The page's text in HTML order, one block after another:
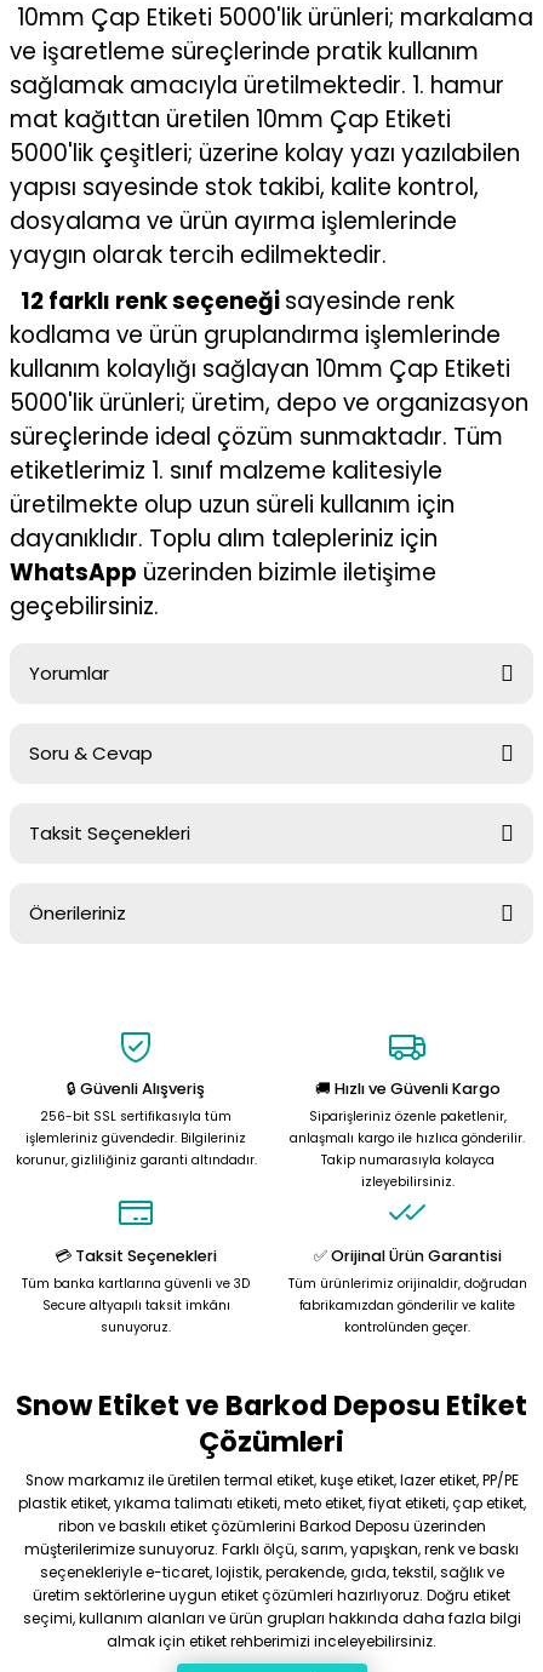
10mm Çap Etiketi 5000'lik ürünleri; markalama
ve işaretleme süreçlerinde pratik kullanım
sağlamak amacıyla üretilmektedir. 1. hamur
mat kağıttan üretilen 10mm Çap Etiketi
5000'lik çeşitleri; üzerine kolay yazı yazılabilen
yapısı sayesinde stok takibi, kalite kontrol,
dosyalama ve ürün ayırma işlemlerinde
yaygın olarak tercih edilmektedir.
12 farklı renk seçeneğisayesinde renk
kodlama ve ürün gruplandırma işlemlerinde
kullanım kolaylığı sağlayan 10mm Çap Etiketi
5000'lik ürünleri; üretim, depo ve organizasyon
süreçlerinde ideal çözüm sunmaktadır. Tüm
etiketlerimiz 1. sınıf malzeme kalitesiyle
üretilmekte olup uzun süreli kullanım için
dayanıklıdır. Toplu alım talepleriniz için
WhatsApp üzerinden bizimle iletişime
geçebilirsiniz.
Yorumlar
Soru & Cevap
Ürün hakkında henüz soru sorulmamış.
Taksit Seçenekleri
Önerileriniz
Görüş ve önerileriniz için teşekkür ederiz.
Ürün resmi kalitesiz, bozuk veya görüntülenemiyor.
Ürün açıklamasında eksik bilgiler bulunuyor.
Ürün bilgilerinde hatalar bulunuyor.
Ürün fiyatı diğer sitelerden daha pahalı.
Gönder
🔒 Güvenli Alışveriş
256-bit SSL sertifikasıyla tüm
işlemleriniz güvendedir. Bilgileriniz
korunur, gizliliğiniz garanti altındadır.
🚚 Hızlı ve Güvenli Kargo
Siparişleriniz özenle paketlenir,
anlaşmalı kargo ile hızlıca gönderilir.
Takip numarasıyla kolayca
izleyebilirsiniz.
💳 Taksit Seçenekleri
Tüm banka kartlarına güvenli ve 3D
Secure altyapılı taksit imkânı
sunuyoruz.
✅ Orijinal Ürün Garantisi
Tüm ürünlerimiz orijinaldir, doğrudan
fabrikamızdan gönderilir ve kalite
kontrolünden geçer.
Snow Etiket ve Barkod Deposu Etiket
Çözümleri
Snow markamız ile üretilen termal etiket, kuşe etiket, lazer etiket, PP/PE
plastik etiket, yıkama talimatı etiketi, meto etiket, fiyat etiketi, çap etiket,
ribon ve baskılı etiket çözümlerini Barkod Deposu üzerinden
müşterilerimize sunuyoruz. Farklı ölçü, sarım, yapışkan, renk ve baskı
seçenekleriyle e-ticaret, lojistik, perakende, gıda, tekstil, sağlık ve
üretim sektörlerine uygun etiket çözümleri hazırlıyoruz. Doğru etiket
seçimi, kullanım alanları ve ürün grupları hakkında daha fazla bilgi
almak için etiket rehberimizi inceleyebilirsiniz.